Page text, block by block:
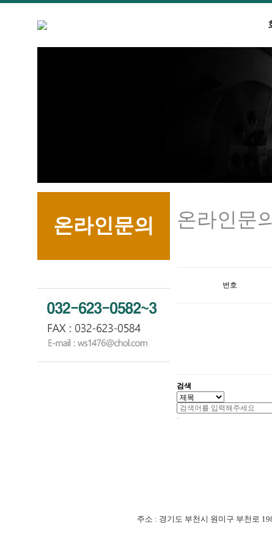
온라인문의 온라인문의
번호
검색
주소 : 경기도 부천시 원미구 부천로